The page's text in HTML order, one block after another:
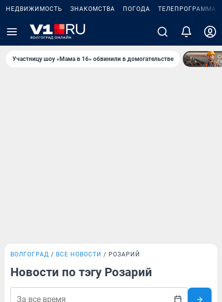
НЕДВИЖИМОСТЬ ЗНАКОМСТВА ПОГОДА ТЕЛЕПРОГРАММА
Участницу шоу «Мама в 16» обвинили в домогательстве
ВОЛГОГРАД ВСЕ НОВОСТИ РОЗАРИЙ
Новости по тэгу Розарий